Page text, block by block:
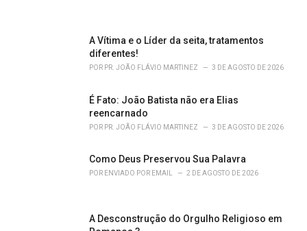
A Vítima e o Líder da seita, tratamentos
diferentes!
POR PR. JOÃO FLÁVIO MARTINEZ 3 DE AGOSTO DE 2026
É Fato: João Batista não era Elias
reencarnado
POR PR. JOÃO FLÁVIO MARTINEZ 3 DE AGOSTO DE 2026
Como Deus Preservou Sua Palavra
POR ENVIADO POR EMAIL 2 DE AGOSTO DE 2026
A Desconstrução do Orgulho Religioso em